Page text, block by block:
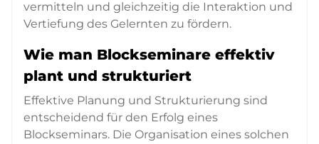
vermitteln und gleichzeitig die Interaktion und
Vertiefung des Gelernten zu fördern.
Wie man Blockseminare effektiv
plant und strukturiert
Effektive Planung und Strukturierung sind
entscheidend für den Erfolg eines
Blockseminars. Die Organisation eines solchen